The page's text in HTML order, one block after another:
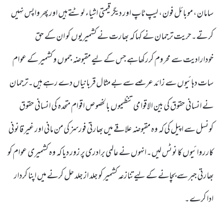
سامان، موبائل فون، لیپ ٹاپ اور دیگر قیمتی اشیاء لوٹتے ہیں اور پھر واپس نہیں
کر تے۔حریت ترجمان نے کہا کہ بھارت نے کشمیریوں کو ان کے حق
خودارادیت سے محروم کررکھاہے جس کے لیے مقبوضہ جموں و کشمیر کے عوام
سات دہائیوں سے زائد عرصے سے بے مثال قربانیاں دے رہے ہیں۔ترجمان
نے انسانی حقوق کی بین الاقوامی تنظیموں بالخصوص اقوام متحدہ کی انسانی حقوق
کونسل سے اپیل کی کہ وہ مقبوضہ علاقے میں بھارتی فورسز کی من مانی اور غیر قانونی
کارروائیوں کا نوٹس لیں۔انہوں نے عالمی برادری پر زور دیا کہ وہ کشمیری عوام کو
بھارتی جبر سے بچانے کے لیے تنازعہ کشمیر کو جلد از جلد حل کرنے میں اپنا کردار
ادا کرے۔